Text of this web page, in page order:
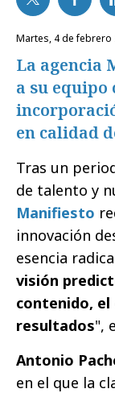
martes, 4 de
La agencia
a su equipo
en calidad
Tras un
de talento y
Manifiesto
innovación
esencia
visión
contenido, el
resultados",
Antonio
en el que la